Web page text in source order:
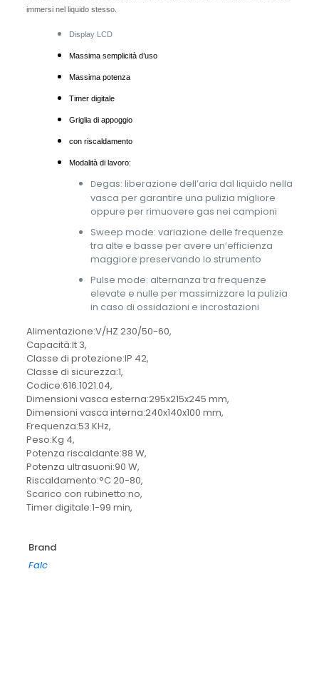
immersi nel liquido stesso.
Display LCD
Massima semplicità d’uso
Massima potenza
Timer digitale
Griglia di appoggio
con riscaldamento
Modalità di lavoro:
Degas: liberazione dell’aria dal liquido nella
vasca per garantire una pulizia migliore
oppure per rimuovere gas nei campioni
Sweep mode: variazione delle frequenze
tra alte e basse per avere un’efficienza
maggiore preservando lo strumento
Pulse mode: alternanza tra frequenze
elevate e nulle per massimizzare la pulizia
in caso di ossidazioni e incrostazioni
Alimentazione:V/HZ 230/50-60,
Capacità:lt 3,
Classe di protezione:IP 42,
Classe di sicurezza:1,
Codice:616.1021.04,
Dimensioni vasca esterna:295x215x245 mm,
Dimensioni vasca interna:240x140x100 mm,
Frequenza:53 KHz,
Peso:Kg 4,
Potenza riscaldante:88 W,
Potenza ultrasuoni:90 W,
Riscaldamento:°C 20-80,
Scarico con rubinetto:no,
Timer digitale:1-99 min,
Brand
Falc